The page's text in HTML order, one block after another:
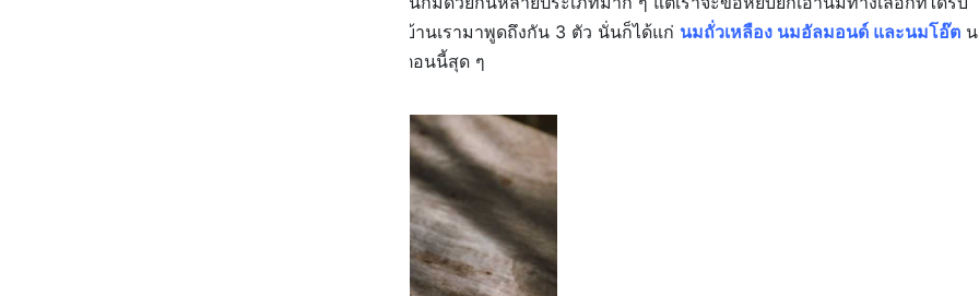
ความนิยมมาก และกำลังมาแรงในบ้านเรามาพูดถึงกัน 3 ตัว นั่นก็ได้แก่ นมถั่วเหลือง นมอัลมอนด์ และนมโอ๊ต
ทางเลือกน้องใหม่ที่กำลังมาแรงในตอนนี้สุด ๆ